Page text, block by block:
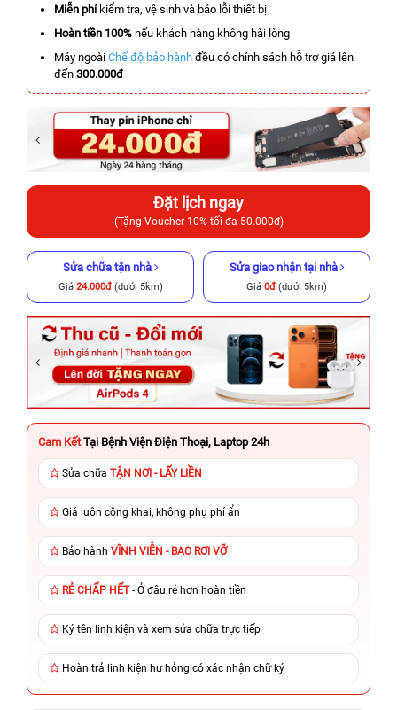
Miễn phíkiểm tra, vệ sinh và báo lỗi thiết bị
Hoàn tiền 100% nếu khách hàng không hài lòng
Máy ngoài Chế độ bảo hành đều có chính sách hỗ trợ giá lên
đến 300.000đ
Đặt lịch ngay
(Tặng Voucher 10% tối đa 50.000đ)
Sửa chữa tận nhà
Giá 24.000đ(dưới 5km)
Sửa giao nhận tại nhà
Giá 0đ (dưới 5km)
Cam Kết Tại Bệnh Viện Điện Thoại, Laptop 24h
Sửa chữa TẬN NƠI - LẤY LIỀN
Giá luôn công khai, không phụ phí ẩn
Bảo hành VĨNH VIỄN - BAO RƠI VỠ
RẺ CHẤP HẾT- Ở đâu rẻ hơn hoàn tiền
Ký tên linh kiện và xem sửa chữa trực tiếp
Hoàn trả linh kiện hư hỏng có xác nhận chữ ký